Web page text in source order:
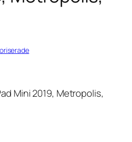
Mini 2019, Metropolis,